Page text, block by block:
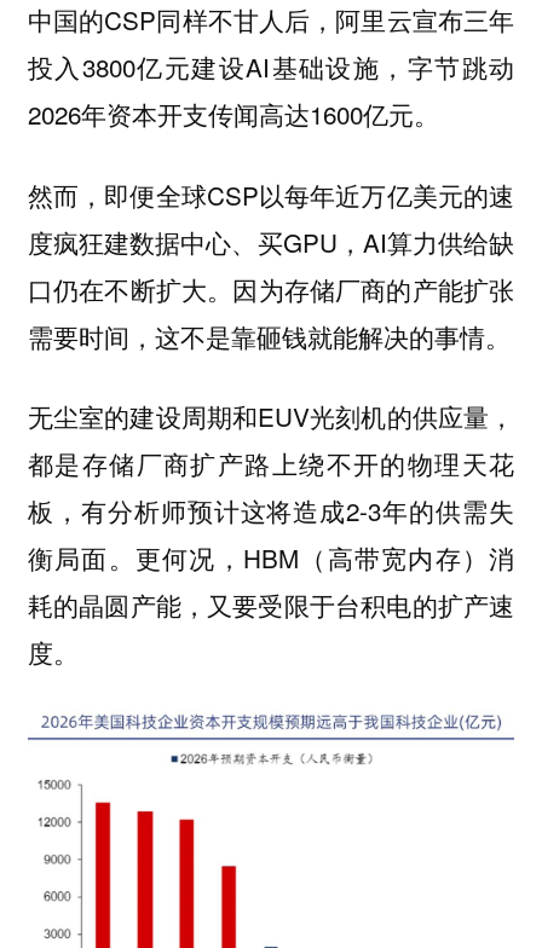
中国的CSP同样不甘人后，阿里云宣布三年
投入3800亿元建设AI基础设施，字节跳动
2026年资本开支传闻高达1600亿元。
然而，即便全球CSP以每年近万亿美元的速
度疯狂建数据中心、买GPU，AI算力供给缺
口仍在不断扩大。 因为存储厂商的产能扩张
需要时间，这不是靠砸钱就能解决的事情。
无尘室的建设周期和EUV光刻机的供应量，
都是存储厂商扩产路上绕不开的物理天花
板，有分析师预计这将造成2-3年的供需失
衡局面。更何况，HBM（高带宽内存）消
耗的晶圆产能，又要受限于台积电的扩产速
度。